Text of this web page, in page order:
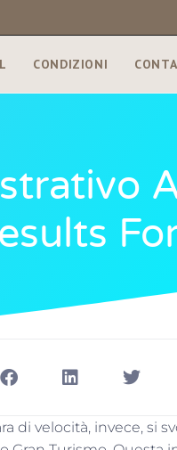
CONDIZIONI
di velocità, invece, si